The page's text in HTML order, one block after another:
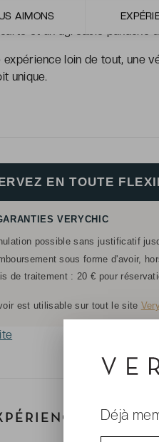
AIMONSgastronomique mi
expérience loin de tout, une
unique.
EN TOUTE
VERYCHIC
possible sans justificatif
sous forme d'avoir,
de traitement : 20 € pour
est utilisable sur tout le site
Déjà